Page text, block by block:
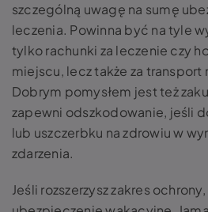
szczególną uwagę na sumę
leczenia. Powinna być na tyle
tylko rachunki za leczenie czy
miejscu, lecz także za
Dobrym pomysłem jest też
zapewni odszkodowanie, jeśli
lub uszczerbku na zdrowiu w
zdarzenia.
Jeśli rozszerzysz zakres